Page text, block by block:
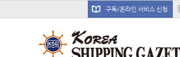
구독/온라인 서비스 신청